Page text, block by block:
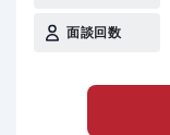
面談回数